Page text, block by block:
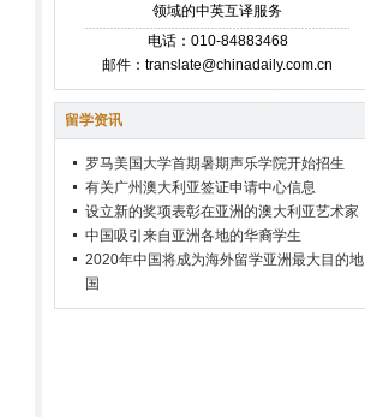
领域的中英互译服务
电话：010-84883468
邮件：translate@chinadaily.com.cn
留学资讯
罗马美国大学首期暑期声乐学院开始招生
有关广州澳大利亚签证申请中心信息
设立新的奖项表彰在亚洲的澳大利亚艺术家
中国吸引来自亚洲各地的华裔学生
2020年中国将成为海外留学亚洲最大目的地
国